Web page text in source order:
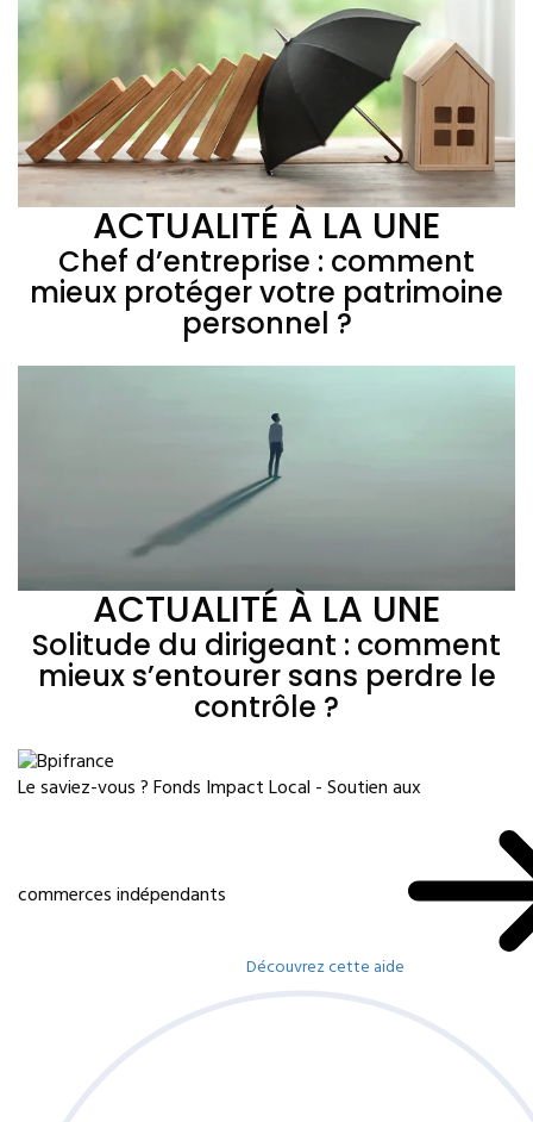
ACTUALITÉ À LA UNE
Chef d’entreprise : comment
mieux protéger votre patrimoine
personnel ?
ACTUALITÉ À LA UNE
Solitude du dirigeant : comment
mieux s’entourer sans perdre le
contrôle ?
Le saviez-vous ?Fonds Impact Local - Soutien aux
commerces indépendants
Découvrez cette aide